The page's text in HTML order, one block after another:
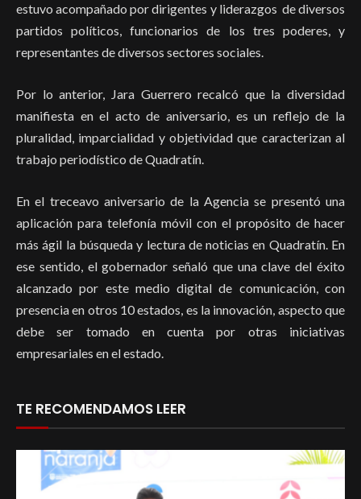
estuvo acompañado por dirigentes y liderazgos de diversos
partidos políticos, funcionarios de los tres poderes, y
representantes de diversos sectores sociales.
Por lo anterior, Jara Guerrero recalcó que la diversidad
manifiesta en el acto de aniversario, es un reflejo de la
pluralidad, imparcialidad y objetividad que caracterizan al
trabajo periodístico de Quadratín.
En el treceavo aniversario de la Agencia se presentó una
aplicación para telefonía móvil con el propósito de hacer
más ágil la búsqueda y lectura de noticias en Quadratín. En
ese sentido, el gobernador señaló que una clave del éxito
alcanzado por este medio digital de comunicación, con
presencia en otros 10 estados, es la innovación, aspecto que
debe ser tomado en cuenta por otras iniciativas
empresariales en el estado.
TE RECOMENDAMOS LEER